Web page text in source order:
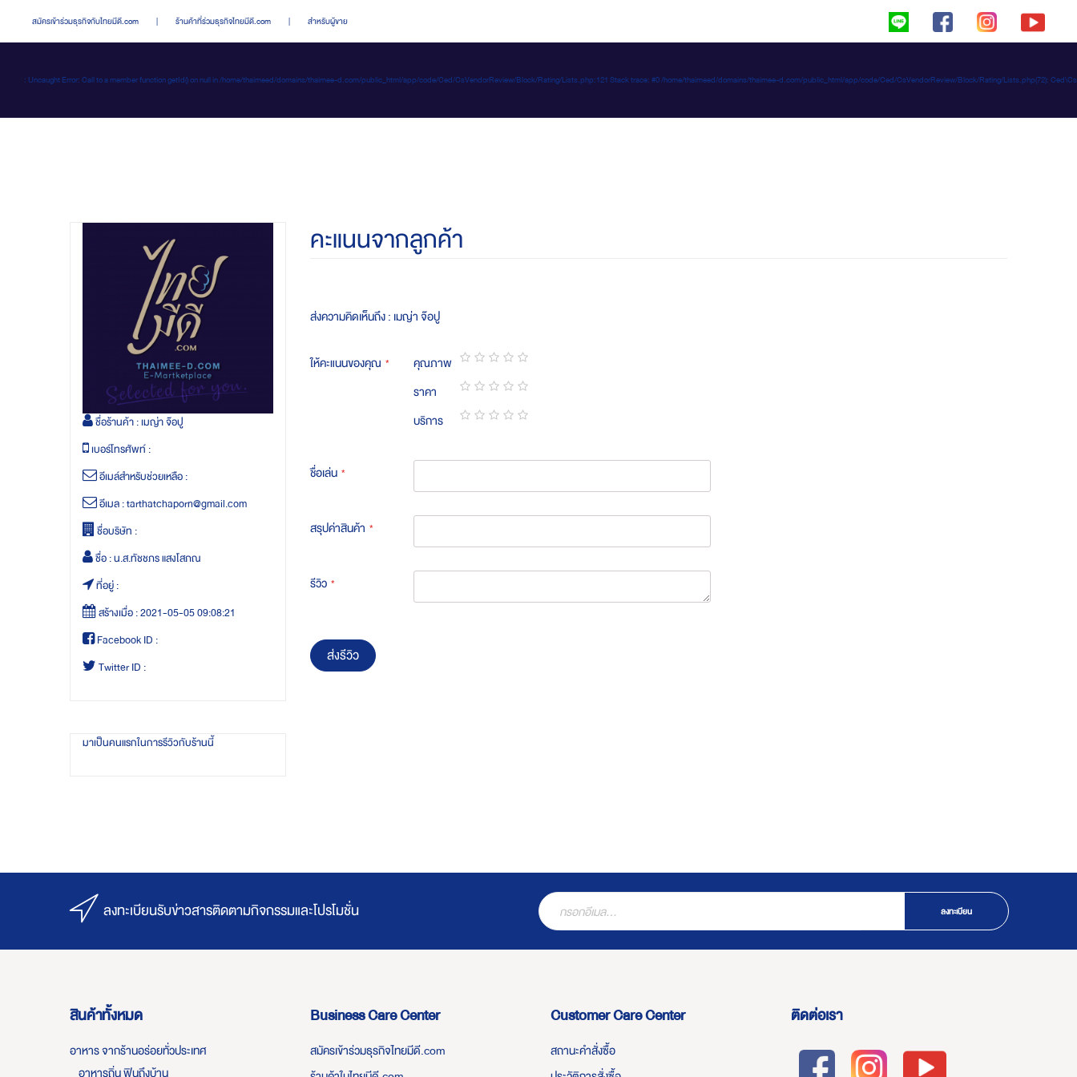
สมัครเข้าร่วมธุรกิจกับไทยมีดี.com | ร้านค้าที่ร่วมธุรกิจไทยมีดี.com | สำหรับผู้ขาย
: Uncaught Error: Call to a member function getId() on null in /home/thaimeed/domains/thaimee-d.com/public_html/app/code/Ced/CsVendorReview/Block/Rating/Lists.php:121 Stack trace: #0 /home/thaimeed/domains/thaimee-d.com/public_html/app/code/Ced/CsVendorReview/Block/Rating/Lists.php(72):
ชื่อร้านค้า :เมญ่า จ๊อปู
เบอร์โทรศัพท์ :
อีเมล์สำหรับช่วยเหลือ :
อีเมล :tarthatchaporn@gmail.com
ชื่อบริษัท :
ชื่อ :น.ส.ทัชชภร แสงโสภณ
ที่อยู่ :
สร้างเมื่อ :2021-05-05 09:08:21
Facebook ID :
Twitter ID :
มาเป็นคนแรกในการรีวิวกับร้านนี้
คะแนนจากลูกค้า
ส่งความคิดเห็นถึง : เมญ่า จ๊อปู
ให้คะแนนของคุณ คุณภาพ
1
star
2
stars
3
stars
4
stars
5
stars
ราคา
1
star
2
stars
3
stars
4
stars
5
stars
บริการ
ชื่อเล่น
สรุปค่าสินค้า
รีวิว
ส่งรีวิว
ลงทะเบียนรับข่าวสารติดตามกิจกรรมและโปรโมชั่น ลงทะเบียน
สินค้าทั้งหมด
อาหาร จากร้านอร่อยทั่วประเทศ
อาหารถิ่น ฟินถึงบ้าน
Business Care Center
สมัครเข้าร่วมธุรกิจไทยมีดี.com
Customer Care Center
สถานะคำสั่งซื้อ
ติดต่อเรา